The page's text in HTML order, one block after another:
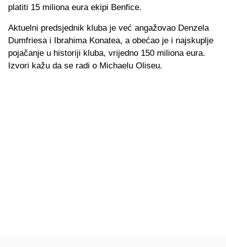
platiti 15 miliona eura ekipi Benfice.
Aktuelni predsjednik kluba je već angažovao Denzela
Dumfriesa i Ibrahima Konatea, a obećao je i najskuplje
pojačanje u historiji kluba, vrijedno 150 miliona eura.
Izvori kažu da se radi o Michaelu Oliseu.